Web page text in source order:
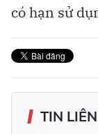
có hạn sử
TIN